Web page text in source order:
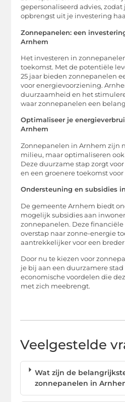
gepersonaliseerd advies,
opbrengst uit je investering
Zonnepanelen: een
Arnhem
Het investeren in
toekomst. Met de potentiële
25 jaar bieden zonnepanelen
voor energievoorziening.
duurzaamheid en het
waar zonnepanelen een
Optimaliseer je
Arnhem
Zonnepanelen in Arnhem zijn
milieu, maar optimaliseren
Deze duurzame stap zorgt
en een groenere toekomst
Ondersteuning en subsidies
De gemeente Arnhem biedt
mogelijk subsidies aan
zonnepanelen. Deze
overstap naar zonne-energie
aantrekkelijker voor een
Door nu te kiezen voor
je bij aan een duurzamere
economische voordelen die
met zich meebrengt.
Veelgestelde
Wat zijn de
zonnepanelen in